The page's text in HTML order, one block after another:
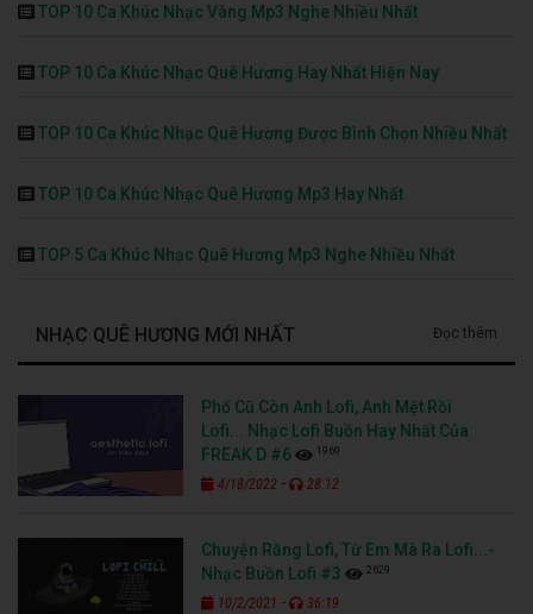
TOP 10 Ca Khúc Nhạc Vàng Mp3 Nghe Nhiều Nhất
TOP 10 Ca Khúc Nhạc Quê Hương Hay Nhất Hiện Nay
TOP 10 Ca Khúc Nhạc Quê Hương Được Bình Chọn Nhiều Nhất
TOP 10 Ca Khúc Nhạc Quê Hương Mp3 Hay Nhất
TOP 5 Ca Khúc Nhạc Quê Hương Mp3 Nghe Nhiều Nhất
NHẠC QUÊ HƯƠNG MỚI NHẤT Đọc thêm
Phố Cũ Còn Anh Lofi, Anh Mệt Rồi
Lofi... Nhạc Lofi Buồn Hay Nhất Của
FREAK D #6
1969
4/18/2022 - 28:12
Chuyện Rằng Lofi, Từ Em Mà Ra Lofi...-
Nhạc Buồn Lofi #3
2629
10/2/2021 - 36:19